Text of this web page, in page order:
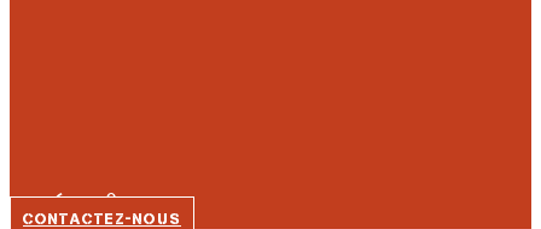
05 56 92 80 35
CONTACTEZ-NOUS